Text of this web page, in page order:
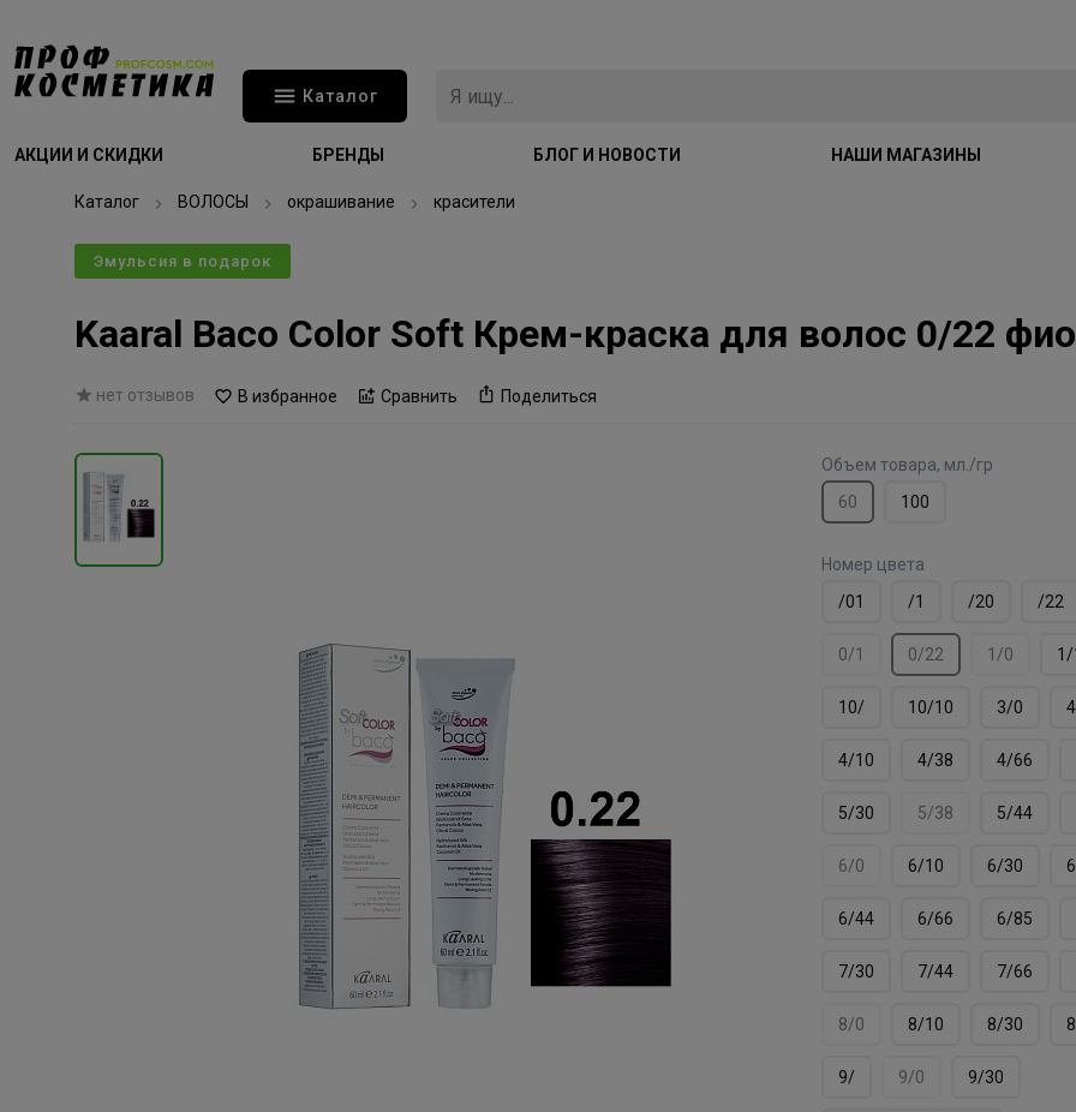
Каталог
АКЦИИ И СКИДКИ БРЕНДЫ БЛОГ И НОВОСТИ НАШИ МАГАЗИНЫ
Каталог ВОЛОСЫ окрашивание красители
Эмульсия в подарок
Kaaral Baco Color Soft Крем-краска для волос 0/22
нет отзывов В избранное Сравнить Поделиться
Объем товара, мл./гр
60
100
Номер цвета
/01
/1 /20 /22
0/1 0/22 1/0 1/
10/ 10/10 3/0
4/10 4/38 4/66
5/30 5/38 5/44
6/0 6/10 6/30
6/44 6/66 6/85
7/30 7/44 7/66
8/0 8/10 8/30
9/ 9/0 9/30